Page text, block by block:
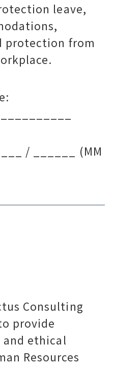
leave,
protection from
/ ______ (MM
Consulting
provide
ethical
Resources